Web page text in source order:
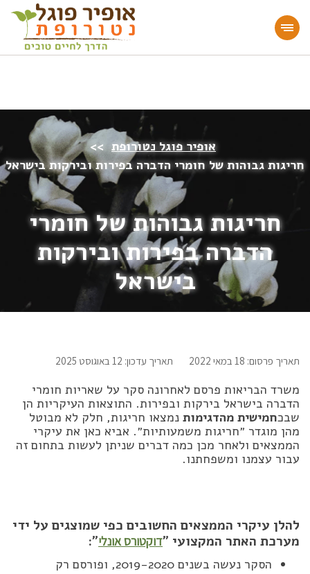
מעוניינים להעמיק או להתחיל דרך חיים בריאה?
הצטרפו לאתר!
אופיר פוגל נטורופת >>
חריגות גבוהות של חומרי הדברה בפירות ובירקות בישראל
חריגות גבוהות של חומרי
הדברה בפירות ובירקות
בישראל
תאריך פרסום: 18 במאי 2022 תאריך עדכון: 12 באוגוסט 2025
משרד הבריאות פרסם לאחרונה סקר על שאריות חומרי
הדברה בישראל בירקות ובפירות. התוצאות העיקריות הן
שבכחמישית מהדגימות נמצאו חריגות, חלק לא מבוטל
מהן מוגדר ״חריגות משמעותיות״. אביא כאן את עיקרי
הממצאים ולאחר מכן כמה דברים שניתן לעשות בתחום זה
עבור עצמנו ומשפחתנו.
להלן עיקרי הממצאים החשובים כפי שמוצגים על ידי
מערכת האתר המקצועי ״דוקטורס אונלי״:
הסקר נעשה בשנים 2019-2020, ופורסם רק